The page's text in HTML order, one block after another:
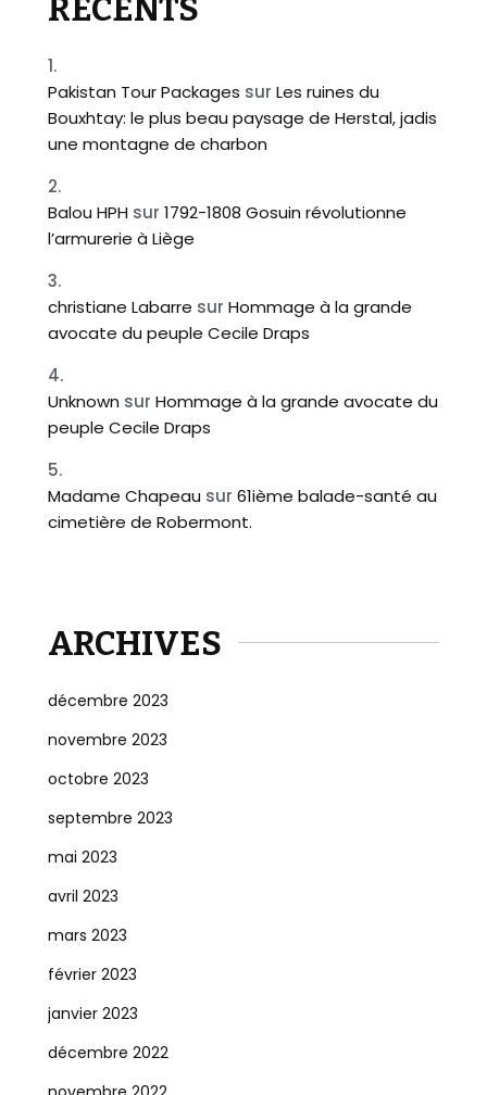
RÉCENTS
Pakistan Tour Packages sur Les ruines du
Bouxhtay: le plus beau paysage de Herstal, jadis
une montagne de charbon
Balou HPH sur 1792-1808 Gosuin révolutionne
l’armurerie à Liège
christiane Labarre sur Hommage à la grande
avocate du peuple Cecile Draps
Unknown sur Hommage à la grande avocate du
peuple Cecile Draps
Madame Chapeau sur 61ième balade-santé au
cimetière de Robermont.
ARCHIVES
décembre 2023
novembre 2023
octobre 2023
septembre 2023
mai 2023
avril 2023
mars 2023
février 2023
janvier 2023
décembre 2022